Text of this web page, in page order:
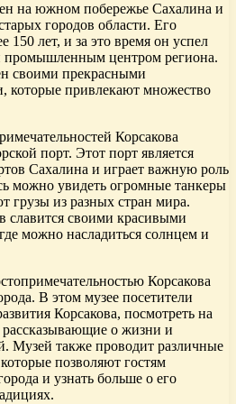
на южном побережье Сахалина и
городов области. Его
150 лет, и за это время он успел
промышленным центром региона.
своими прекрасными
которые привлекают множество
Корсакова
порт. Этот порт является
Сахалина и играет важную роль
можно увидеть огромные танкеры
грузы из разных стран мира.
славится своими красивыми
можно насладиться солнцем и
Корсакова
В этом музее посетители
Корсакова, посмотреть на
о жизни и
Музей также проводит различные
позволяют гостям
и узнать больше о его